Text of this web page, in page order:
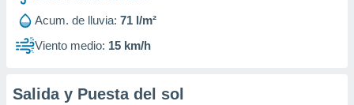
Acum. de lluvia: 71 l/m²
Viento medio: 15 km/h
Salida y Puesta del sol